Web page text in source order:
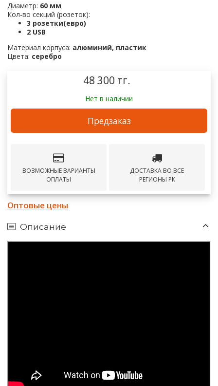
Диаметр: 60 мм
Кол-во секций (розеток):
3 розетки(евро)
2 USB
Материал корпуса: алюминий, пластик
Цвета: cеребро
48 300 тг.
Нет в наличии
Предзаказ
ВОЗМОЖНЫЕ ВАРИАНТЫ
ОПЛАТЫ
ДОСТАВКА ВО ВСЕ
РЕГИОНЫ РК
Оптовые цены
Описание